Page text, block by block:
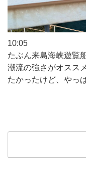
10:05
たぶん来島海峡遊覧
潮流の強さがオスス
たかったけど、やっ